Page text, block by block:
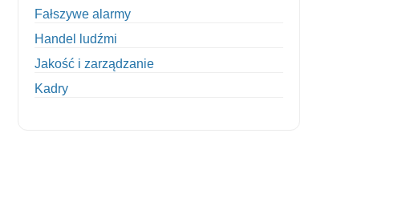
Fałszywe alarmy
Handel ludźmi
Jakość i zarządzanie
Kadry